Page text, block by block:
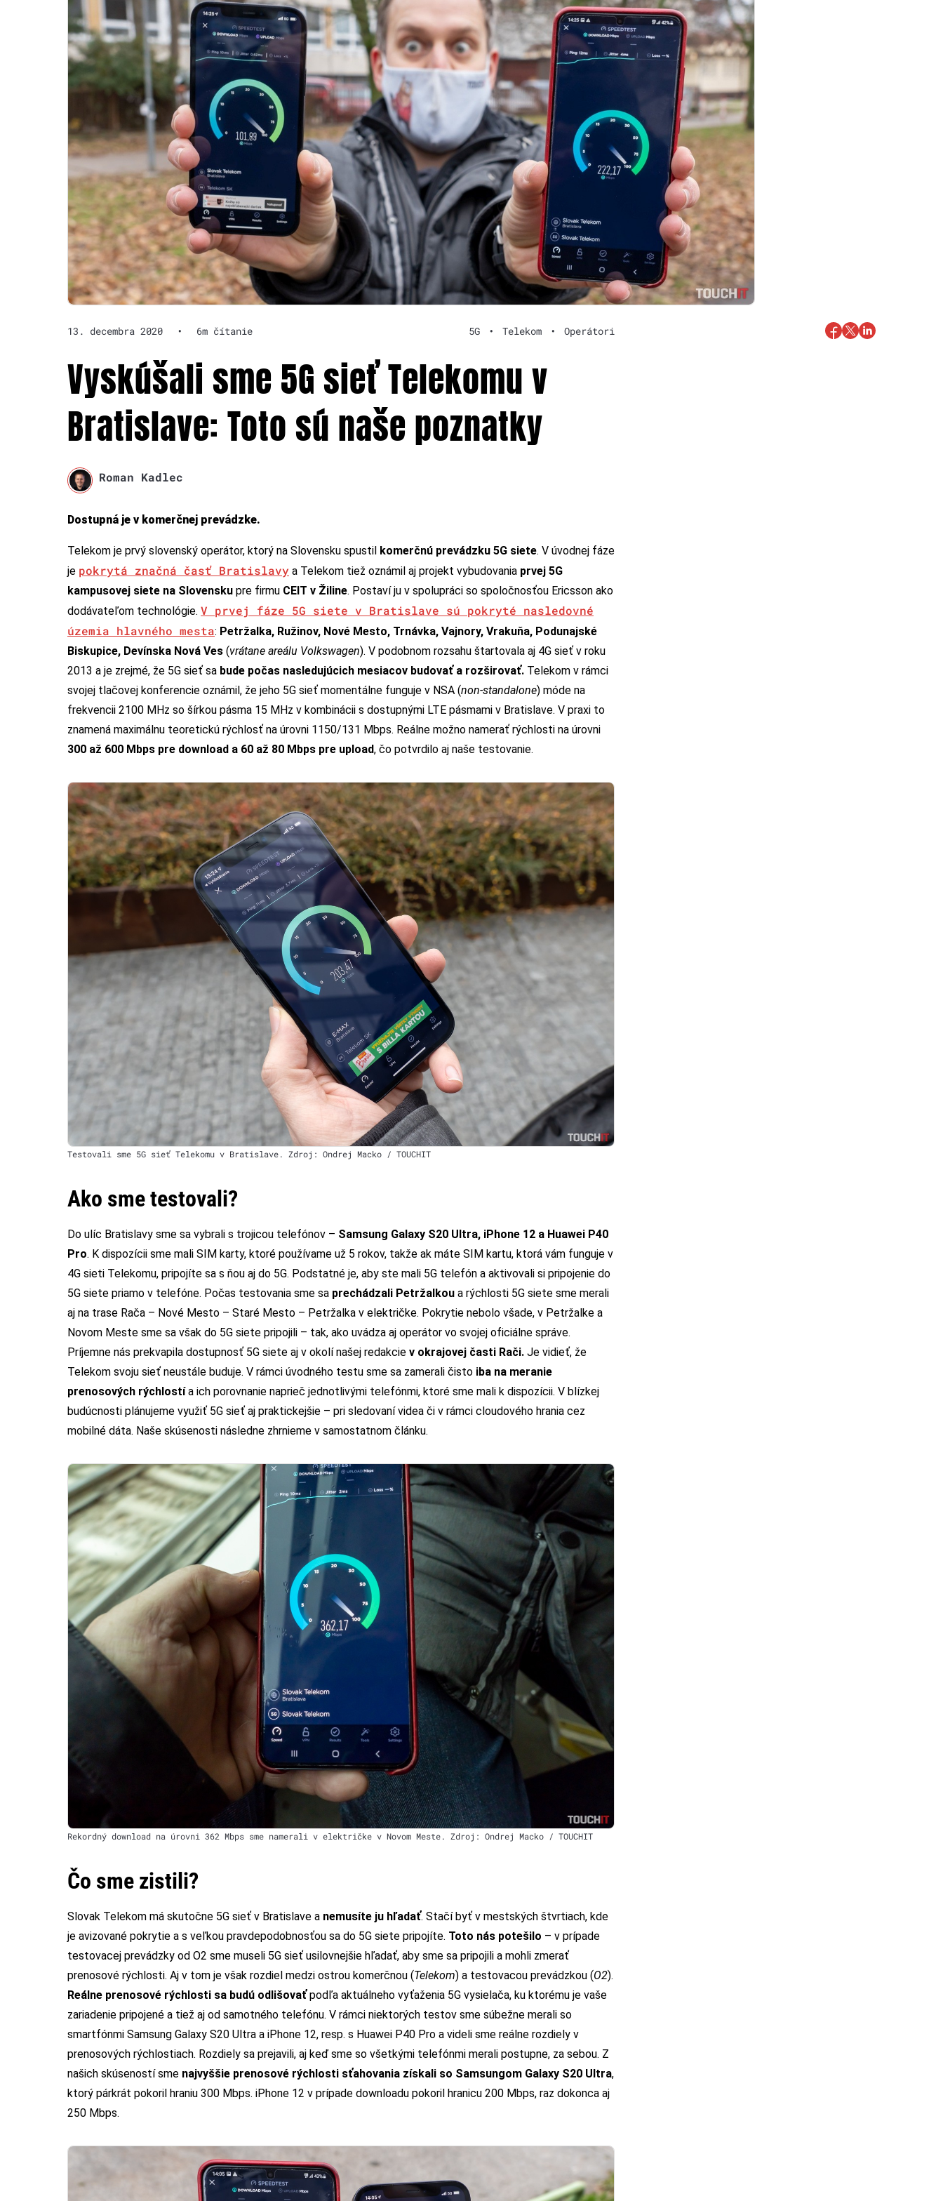
13. decembra 2020 • 6m čítanie 5G • Telekom • Operátori
Vyskúšali sme 5G sieť Telekomu v
Bratislave: Toto sú naše poznatky
Roman Kadlec
Dostupná je v komerčnej prevádzke.
Telekom je prvý slovenský operátor, ktorý na Slovensku spustil komerčnú prevádzku 5G siete. V úvodnej fáze
je pokrytá značná časť Bratislavy a Telekom tiež oznámil aj projekt vybudovania prvej 5G
kampusovej siete na Slovensku pre firmu CEIT v Žiline. Postaví ju v spolupráci so spoločnosťou Ericsson ako
dodávateľom technológie. V prvej fáze 5G siete v Bratislave sú pokryté nasledovné
územia hlavného mesta: Petržalka, Ružinov, Nové Mesto, Trnávka, Vajnory, Vrakuňa, Podunajské
Biskupice, Devínska Nová Ves (vrátane areálu Volkswagen). V podobnom rozsahu štartovala aj 4G sieť v roku
2013 a je zrejmé, že 5G sieť sa bude počas nasledujúcich mesiacov budovať a rozširovať. Telekom v rámci
svojej tlačovej konferencie oznámil, že jeho 5G sieť momentálne funguje v NSA (non-standalone) móde na
frekvencii 2100 MHz so šírkou pásma 15 MHz v kombinácii s dostupnými LTE pásmami v Bratislave. V praxi to
znamená maximálnu teoretickú rýchlosť na úrovni 1150/131 Mbps. Reálne možno namerať rýchlosti na úrovni
300 až 600 Mbps pre download a 60 až 80 Mbps pre upload, čo potvrdilo aj naše testovanie.
Testovali sme 5G sieť Telekomu v Bratislave. Zdroj: Ondrej Macko / TOUCHIT
Ako sme testovali?
Do ulíc Bratislavy sme sa vybrali s trojicou telefónov – Samsung Galaxy S20 Ultra, iPhone 12 a Huawei P40
Pro. K dispozícii sme mali SIM karty, ktoré používame už 5 rokov, takže ak máte SIM kartu, ktorá vám funguje v
4G sieti Telekomu, pripojíte sa s ňou aj do 5G. Podstatné je, aby ste mali 5G telefón a aktivovali si pripojenie do
5G siete priamo v telefóne. Počas testovania sme sa prechádzali Petržalkou a rýchlosti 5G siete sme merali
aj na trase Rača – Nové Mesto – Staré Mesto – Petržalka v električke. Pokrytie nebolo všade, v Petržalke a
Novom Meste sme sa však do 5G siete pripojili – tak, ako uvádza aj operátor vo svojej oficiálne správe.
Príjemne nás prekvapila dostupnosť 5G siete aj v okolí našej redakcie v okrajovej časti Rači. Je vidieť, že
Telekom svoju sieť neustále buduje. V rámci úvodného testu sme sa zamerali čisto iba na meranie
prenosových rýchlostía ich porovnanie naprieč jednotlivými telefónmi, ktoré sme mali k dispozícii. V blízkej
budúcnosti plánujeme využiť 5G sieť aj praktickejšie – pri sledovaní videa či v rámci cloudového hrania cez
mobilné dáta. Naše skúsenosti následne zhrnieme v samostatnom článku.
Rekordný download na úrovni 362 Mbps sme namerali v električke v Novom Meste. Zdroj: Ondrej Macko / TOUCHIT
Čo sme zistili?
Slovak Telekom má skutočne 5G sieť v Bratislave a nemusíte ju hľadať. Stačí byť v mestských štvrtiach, kde
je avizované pokrytie a s veľkou pravdepodobnosťou sa do 5G siete pripojíte. Toto nás potešilo – v prípade
testovacej prevádzky od O2 sme museli 5G sieť usilovnejšie hľadať, aby sme sa pripojili a mohli zmerať
prenosové rýchlosti. Aj v tom je však rozdiel medzi ostrou komerčnou (Telekom) a testovacou prevádzkou (O2).
Reálne prenosové rýchlosti sa budú odlišovaťpodľa aktuálneho vyťaženia 5G vysielača, ku ktorému je vaše
zariadenie pripojené a tiež aj od samotného telefónu. V rámci niektorých testov sme súbežne merali so
smartfónmi Samsung Galaxy S20 Ultra a iPhone 12, resp. s Huawei P40 Pro a videli sme reálne rozdiely v
prenosových rýchlostiach. Rozdiely sa prejavili, aj keď sme so všetkými telefónmi merali postupne, za sebou. Z
našich skúseností sme najvyššie prenosové rýchlosti sťahovania získali so Samsungom Galaxy S20 Ultra,
ktorý párkrát pokoril hraniu 300 Mbps. iPhone 12 v prípade downloadu pokoril hranicu 200 Mbps, raz dokonca aj
250 Mbps.